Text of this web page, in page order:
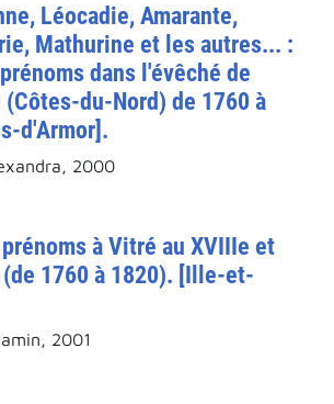
Léocadie, Amarante,
Mathurine et les autres... :
dans l'évêché de
du-Nord) de 1760 à
d'Armor].
2000
à Vitré au XVIIIe et
1760 à 1820). [Ille-et-
2001